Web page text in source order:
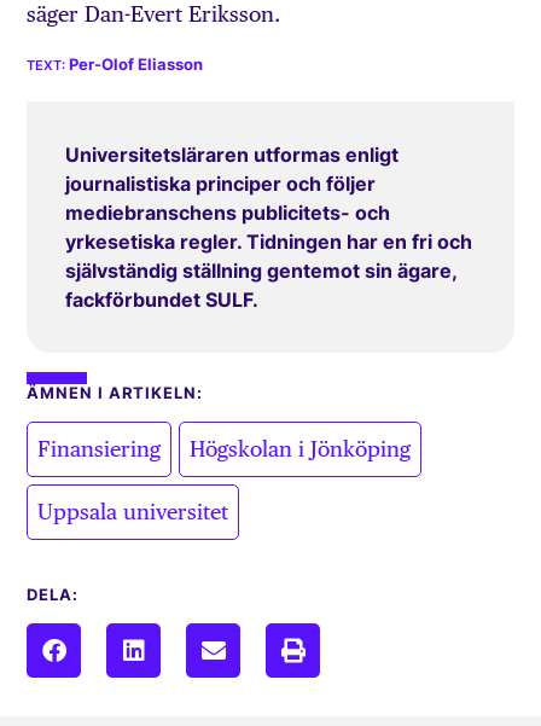
säger Dan-Evert Eriksson.
Per-Olof Eliasson
Universitetsläraren utformas enligt
journalistiska principer och följer
mediebranschens publicitets- och
yrkesetiska regler. Tidningen har en fri och
självständig ställning gentemot sin ägare,
fackförbundet SULF.
ÄMNEN I ARTIKELN:
Finansiering Högskolan i Jönköping
Uppsala universitet
DELA: